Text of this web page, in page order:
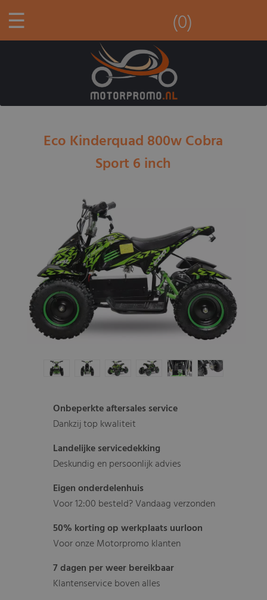
☰ (0)
Eco Kinderquad 800w Cobra
Sport 6 inch
Onbeperkte aftersales service
Dankzij top kwaliteit
Landelijke servicedekking
Deskundig en persoonlijk advies
Eigen onderdelenhuis
Voor 12:00 besteld? Vandaag verzonden
50% korting op werkplaats uurloon
Voor onze Motorpromo klanten
7 dagen per weer bereikbaar
Klantenservice boven alles